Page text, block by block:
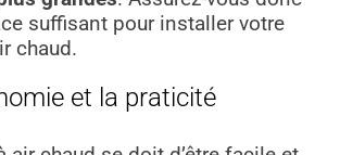
suffisant pour installer votre
chaud.
et la praticité